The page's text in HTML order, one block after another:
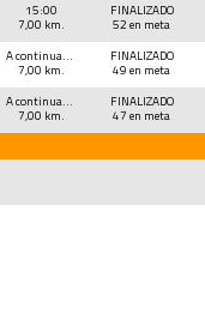
15:00
7,00 km.
FINALIZADO
52 en meta
A continuación
7,00 km.
FINALIZADO
49 en meta
A continuación
7,00 km.
FINALIZADO
47 en meta